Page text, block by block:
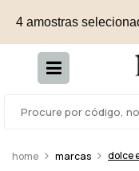
4 amostras
marcas dolce